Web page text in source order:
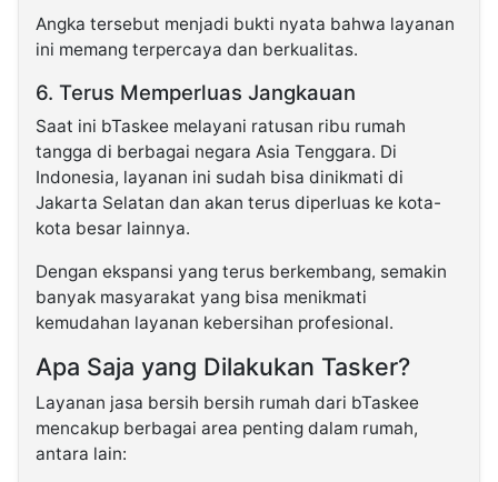
Angka tersebut menjadi bukti nyata bahwa layanan
ini memang terpercaya dan berkualitas.
6. Terus Memperluas Jangkauan
Saat ini bTaskee melayani ratusan ribu rumah
tangga di berbagai negara Asia Tenggara. Di
Indonesia, layanan ini sudah bisa dinikmati di
Jakarta Selatan dan akan terus diperluas ke kota-
kota besar lainnya.
Dengan ekspansi yang terus berkembang, semakin
banyak masyarakat yang bisa menikmati
kemudahan layanan kebersihan profesional.
Apa Saja yang Dilakukan Tasker?
Layanan jasa bersih bersih rumah dari bTaskee
mencakup berbagai area penting dalam rumah,
antara lain: